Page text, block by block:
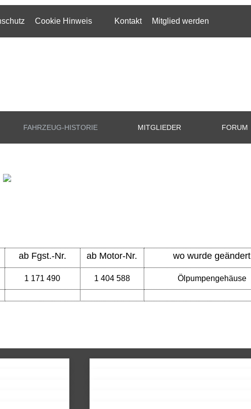
Cookie Hinweis Kontakt Mitglied werden
FAHRZEUG-HISTORIE MITGLIEDER FORUM
ab Fgst.-Nr. ab Motor-Nr. wo wurde geändert
1 171 490 1 404 588 Ölpumpengehäuse
M - Motor, Kupplung, Heizsystem